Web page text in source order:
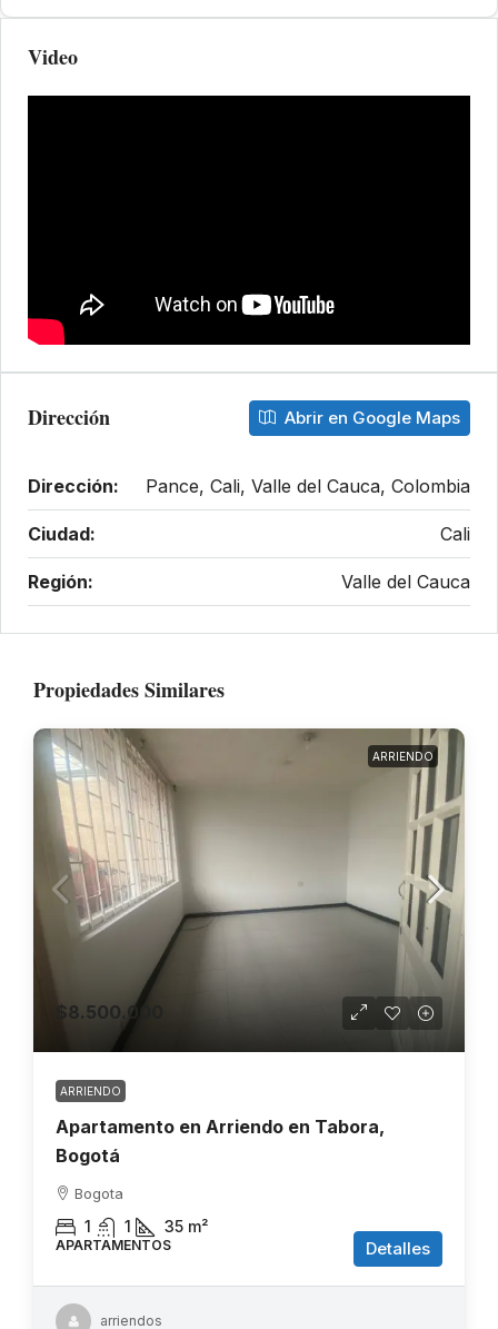
Video
Dirección Abrir en Google Maps
Dirección: Pance, Cali, Valle del Cauca, Colombia
Ciudad: Cali
Región: Valle del Cauca
Propiedades Similares
ARRIENDO
$8.500.000
ARRIENDO
Apartamento en Arriendo en Tabora,
Bogotá
Bogota
1 1 35 m²
APARTAMENTOS Detalles
arriendos